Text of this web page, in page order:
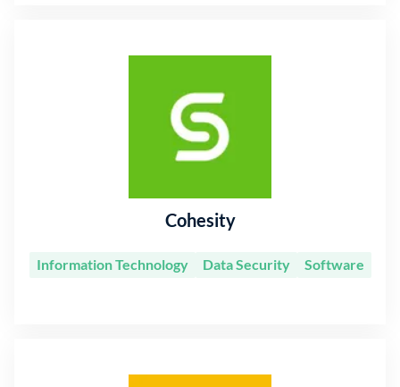
Cohesity
Information Technology Data Security Software